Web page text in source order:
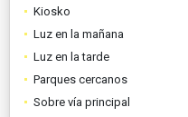
Kiosko
Luz en la mañana
Luz en la tarde
Parques cercanos
Sobre vía principal